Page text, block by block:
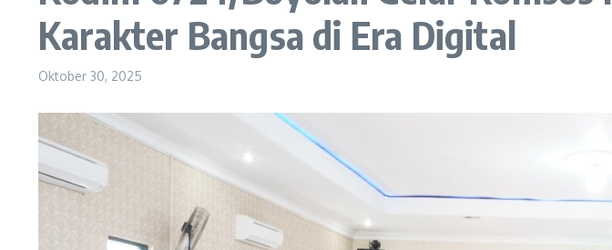
Karakter Bangsa di Era Digital
Oktober 30, 2025